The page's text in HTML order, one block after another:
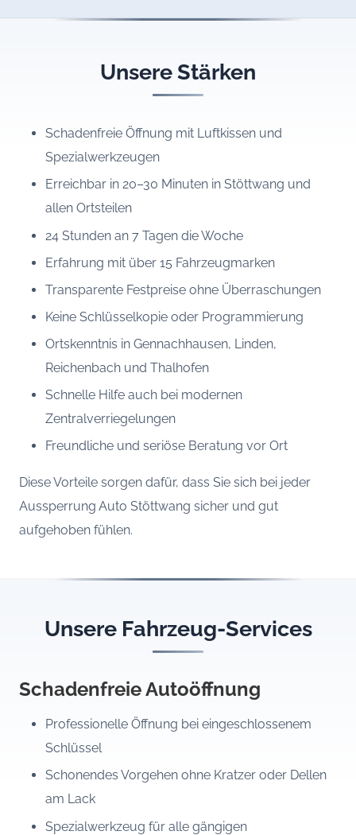
Unsere Stärken
Schadenfreie Öffnung mit Luftkissen und
Spezialwerkzeugen
Erreichbar in 20–30 Minuten in Stöttwang und
allen Ortsteilen
24 Stunden an 7 Tagen die Woche
Erfahrung mit über 15 Fahrzeugmarken
Transparente Festpreise ohne Überraschungen
Keine Schlüsselkopie oder Programmierung
Ortskenntnis in Gennachhausen, Linden,
Reichenbach und Thalhofen
Schnelle Hilfe auch bei modernen
Zentralverriegelungen
Freundliche und seriöse Beratung vor Ort
Diese Vorteile sorgen dafür, dass Sie sich bei jeder
Aussperrung Auto Stöttwang sicher und gut
aufgehoben fühlen.
Unsere Fahrzeug-Services
Schadenfreie Autoöffnung
Professionelle Öffnung bei eingeschlossenem
Schlüssel
Schonendes Vorgehen ohne Kratzer oder Dellen
am Lack
Spezialwerkzeug für alle gängigen